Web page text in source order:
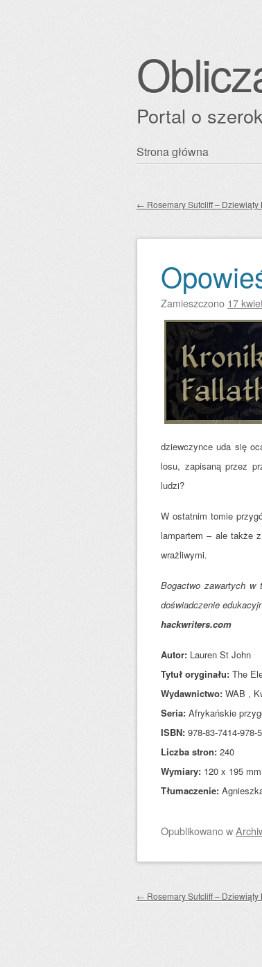
Portal o
Przejdź
Strona główna
Zobacz
← Rosemary Sutcliff –
Zamieszczono 17
dziewczynce uda się
losu, zapisaną przez
ludzi?
W ostatnim tomie
lampartem – ale także
wrażliwymi.
Bogactwo zawartych
doświadczenie
hackwriters.com
Autor: Lauren St John
Tytuł oryginału: The
Wydawnictwo: WAB ,
Seria: Afrykańskie
ISBN: 978-83-7414-978-5
Liczba stron: 240
Wymiary: 120 x 195 mm
Tłumaczenie:
Opublikowanow
Zobacz
← Rosemary Sutcliff –